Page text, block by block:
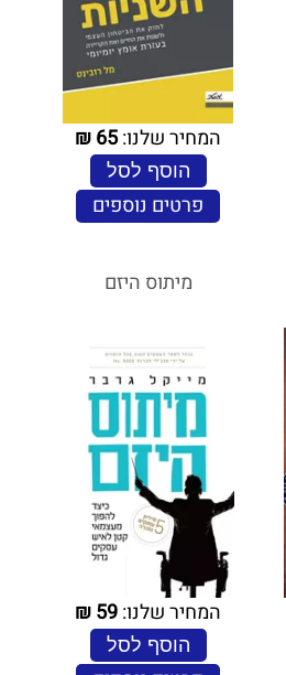
המחיר שלנו:65
₪
הוסף לסל
פרטים נוספים
מיתוס היזם
המחיר שלנו:59
₪
הוסף לסל